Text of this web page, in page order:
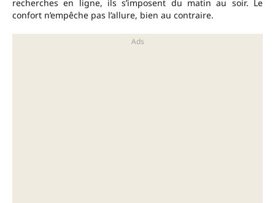
recherches en ligne, ils s’imposent du matin au soir. Le
confort n’empêche pas l’allure, bien au contraire.